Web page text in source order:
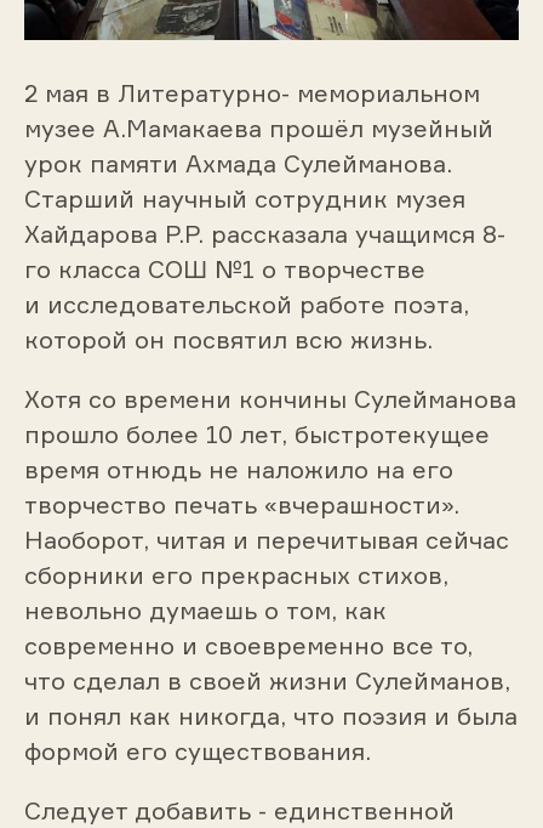
2 мая в Литературно- мемориальном
музее А.Мамакаева прошёл музейный
урок памяти Ахмада Сулейманова.
Старший научный сотрудник музея
Хайдарова Р.Р. рассказала учащимся 8-
го класса СОШ №1 о творчестве
и исследовательской работе поэта,
которой он посвятил всю жизнь.
Хотя со времени кончины Сулейманова
прошло более 10 лет, быстротекущее
время отнюдь не наложило на его
творчество печать «вчерашности».
Наоборот, читая и перечитывая сейчас
сборники его прекрасных стихов,
невольно думаешь о том, как
современно и своевременно все то,
что сделал в своей жизни Сулейманов,
и понял как никогда, что поэзия и была
формой его существования.
Следует добавить - единственной